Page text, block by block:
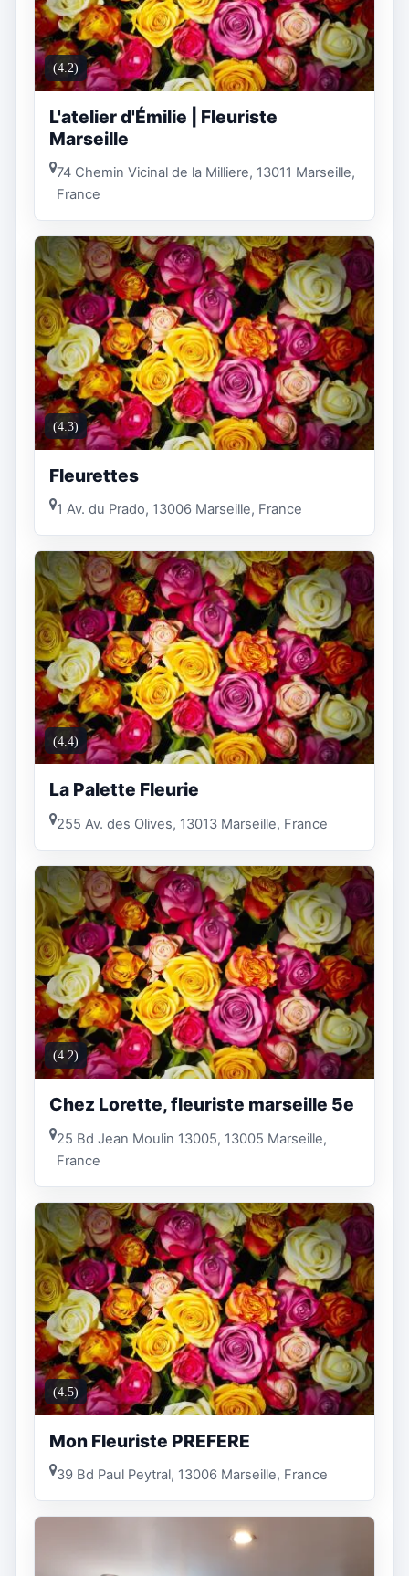
(4.2)
L'atelier d'Émilie | Fleuriste
Marseille
74 Chemin Vicinal de la Milliere, 13011 Marseille,
France
(4.3)
Fleurettes
1 Av. du Prado, 13006 Marseille, France
(4.4)
La Palette Fleurie
255 Av. des Olives, 13013 Marseille, France
(4.2)
Chez Lorette, fleuriste marseille 5e
25 Bd Jean Moulin 13005, 13005 Marseille,
France
(4.5)
Mon Fleuriste PREFERE
39 Bd Paul Peytral, 13006 Marseille, France